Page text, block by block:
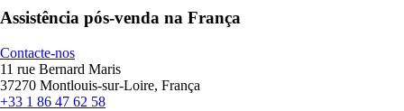
Assistência pós-venda na França
Contacte-nos
11 rue Bernard Maris
37270 Montlouis-sur-Loire, França
+33 1 86 47 62 58